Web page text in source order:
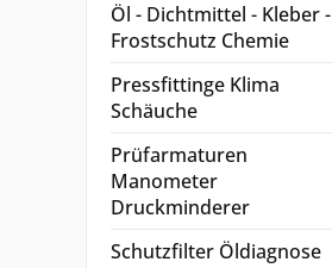
Öl - Dichtmittel - Kleber -
Frostschutz Chemie
Pressfittinge Klima
Schäuche
Prüfarmaturen
Manometer
Druckminderer
Schutzfilter Öldiagnose